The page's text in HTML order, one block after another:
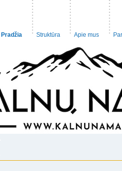
Pradžia Struktūra Apie mus